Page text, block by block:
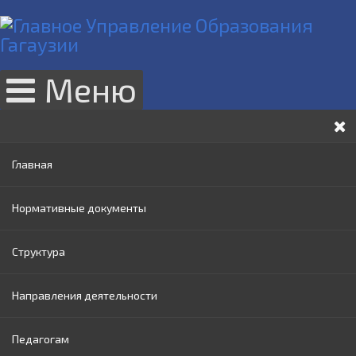
Меню
Главная
Нормативные документы
Законы РМ
Нормативные акты Правительства РМ
Нормативные документы МОИ
Структура
Руководство
Административный совет
Направления деятельности
Раннее образование
Педагогам